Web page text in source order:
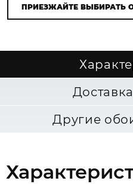
ПРИЕЗЖАЙТЕ ВЫБИРАТЬ
Другие